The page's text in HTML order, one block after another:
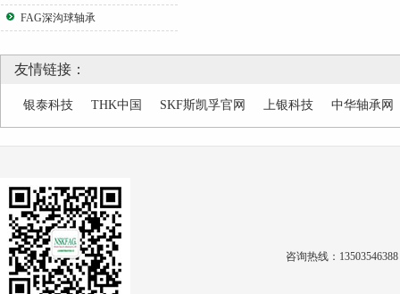
FAG深沟球轴承
友情链接：
银泰科技 THK中国 SKF斯凯孚官网 上银科技 中华轴承网
咨询热线：